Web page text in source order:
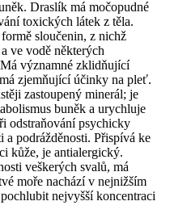
Draslík má močopudné
toxických látek z těla.
sloučenin, z nichž
ve vodě některých
významné zklidňující
zjemňující účinky na pleť.
zastoupený minerál; je
buněk a urychluje
odstraňování psychicky
a podrážděnosti. Přispívá ke
kůže, je antialergický.
veškerých svalů, má
moře nachází v nejnižším
nejvyšší koncentraci